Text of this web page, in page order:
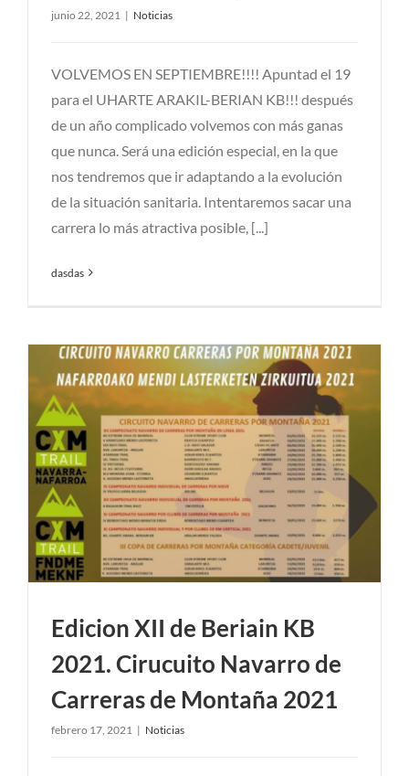
junio 22, 2021 | Noticias
VOLVEMOS EN SEPTIEMBRE!!!! Apuntad el 19
para el UHARTE ARAKIL-BERIAN KB!!! después
de un año complicado volvemos con más ganas
que nunca. Será una edición especial, en la que
nos tendremos que ir adaptando a la evolución
de la situación sanitaria. Intentaremos sacar una
carrera lo más atractiva posible, [...]
dasdas
Edicion XII de Beriain KB
2021. Cirucuito Navarro de
Carreras de Montaña 2021
febrero 17, 2021 | Noticias